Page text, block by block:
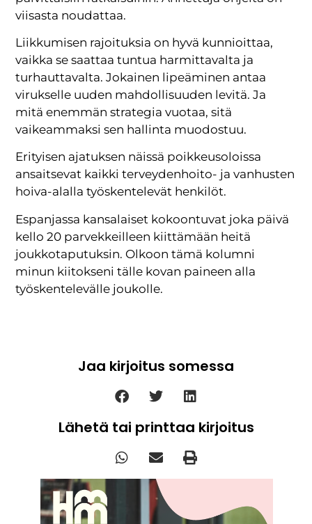
viisasta noudattaa.
Liikkumisen rajoituksia on hyvä kunnioittaa,
vaikka se saattaa tuntua harmittavalta ja
turhauttavalta. Jokainen lipeäminen antaa
virukselle uuden mahdollisuuden levitä. Ja
mitä enemmän strategia vuotaa, sitä
vaikeammaksi sen hallinta muodostuu.
Erityisen ajatuksen näissä poikkeusoloissa
ansaitsevat kaikki terveydenhoito- ja vanhusten
hoiva-alalla työskentelevät henkilöt.
Espanjassa kansalaiset kokoontuvat joka päivä
kello 20 parvekkeilleen kiittämään heitä
joukkotaputuksin. Olkoon tämä kolumni
minun kiitokseni tälle kovan paineen alla
työskentelevälle joukolle.
Jaa kirjoitus somessa
Lähetä tai printtaa kirjoitus